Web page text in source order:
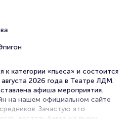
к категории «пьеса» и состоится
2026 года в Театре ЛДМ.
афиша мероприятия.
на нашем официальном сайте
Зачастую это
достать билет на пьесу.